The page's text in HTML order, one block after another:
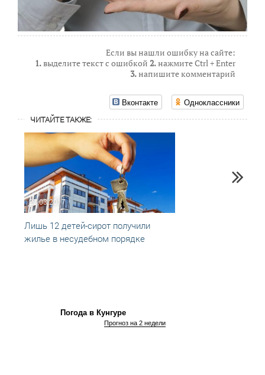
Если вы нашли ошибку на сайте:
1.выделите текст с ошибкой 2.нажмите Ctrl + Enter
3.напишите комментарий
Вконтакте Одноклассники
ЧИТАЙТЕ ТАКЖЕ:
27.03.2017
Лишь 12 детей-сирот получили
жилье в несудебном порядке
Погода в Кунгуре
Прогноз на 2 недели